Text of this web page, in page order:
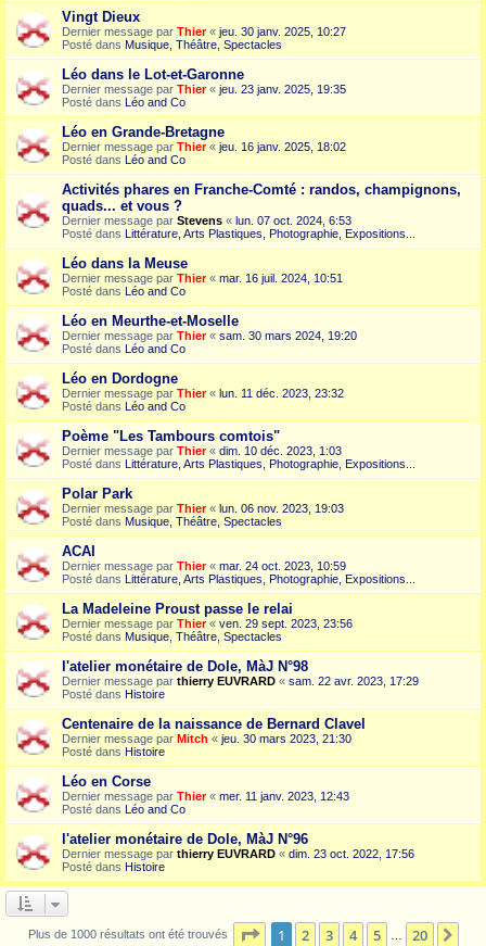
Vingt Dieux
Dernier message par Thier« jeu. 30 janv. 2025, 10:27
Posté dans Musique, Théâtre, Spectacles
Léo dans le Lot-et-Garonne
Dernier message par Thier« jeu. 23 janv. 2025, 19:35
Posté dans Léo and Co
Léo en Grande-Bretagne
Dernier message par Thier« jeu. 16 janv. 2025, 18:02
Posté dans Léo and Co
Activités phares en Franche-Comté : randos, champignons,
quads... et vous ?
Dernier message par Stevens « lun. 07 oct. 2024, 6:53
Posté dans Littérature, Arts Plastiques, Photographie, Expositions...
Léo dans la Meuse
Dernier message par Thier« mar. 16 juil. 2024, 10:51
Posté dans Léo and Co
Léo en Meurthe-et-Moselle
Dernier message par Thier« sam. 30 mars 2024, 19:20
Posté dans Léo and Co
Léo en Dordogne
Dernier message par Thier« lun. 11 déc. 2023, 23:32
Posté dans Léo and Co
Poème "Les Tambours comtois"
Dernier message par Thier« dim. 10 déc. 2023, 1:03
Posté dans Littérature, Arts Plastiques, Photographie, Expositions...
Polar Park
Dernier message par Thier« lun. 06 nov. 2023, 19:03
Posté dans Musique, Théâtre, Spectacles
ACAI
Dernier message par Thier« mar. 24 oct. 2023, 10:59
Posté dans Littérature, Arts Plastiques, Photographie, Expositions...
La Madeleine Proust passe le relai
Dernier message par Thier« ven. 29 sept. 2023, 23:56
Posté dans Musique, Théâtre, Spectacles
l'atelier monétaire de Dole, MàJ N°98
Dernier message par thierry EUVRARD « sam. 22 avr. 2023, 17:29
Posté dans Histoire
Centenaire de la naissance de Bernard Clavel
Dernier message par Mitch « jeu. 30 mars 2023, 21:30
Posté dans Histoire
Léo en Corse
Dernier message par Thier« mer. 11 janv. 2023, 12:43
Posté dans Léo and Co
l'atelier monétaire de Dole, MàJ N°96
Dernier message par thierry EUVRARD « dim. 23 oct. 2022, 17:56
Posté dans Histoire
Plus de 1000 résultats ont été trouvés Page 1sur20
1 2 3 4 5 20